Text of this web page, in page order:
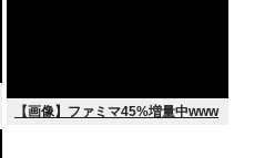
【画像】ファミマ45%増量中www